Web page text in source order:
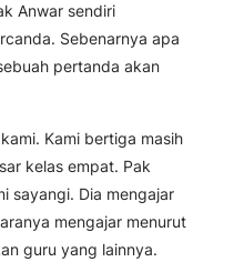
Anwar sendiri
Sebenarnya apa
pertanda akan
Kami bertiga masih
kelas empat. Pak
sayangi. Dia mengajar
mengajar menurut
guru yang lainnya.